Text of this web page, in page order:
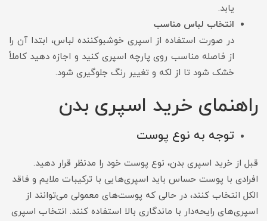
یابد.
انتخاب لباس مناسب
در صورت استفاده از اسپری خوشبوکننده لباس، ابتدا آن را
از فاصله مناسب روی پارچه اسپری کنید و اجازه دهید کاملاً
خشک شود تا از لکه و تغییر رنگ جلوگیری شود.
راهنمای خرید اسپری بدن
توجه به نوع پوست
قبل از خرید اسپری بدن، نوع پوست خود را مدنظر قرار دهید.
افرادی با پوست حساس باید اسپری‌هایی با ترکیبات ملایم و فاقد
الکل انتخاب کنند، در حالی که پوست‌های معمولی می‌توانند از
اسپری‌های رایحه‌دار با ماندگاری بالا استفاده کنند. انتخاب اسپری